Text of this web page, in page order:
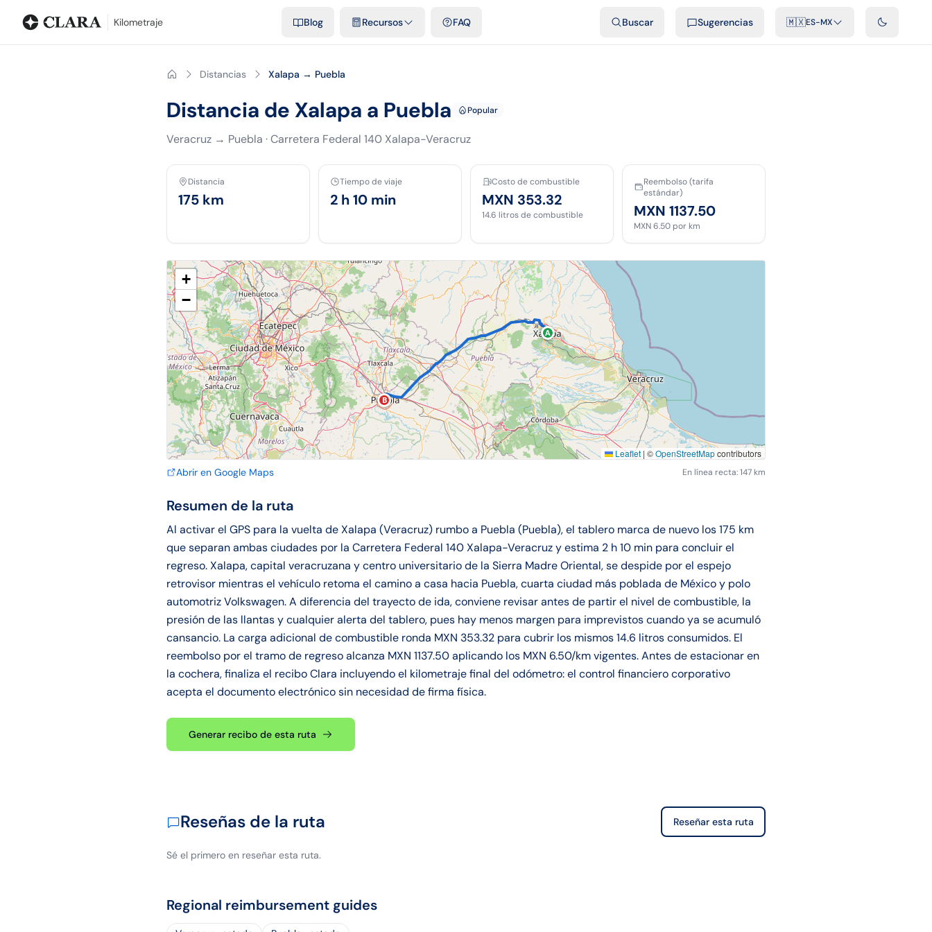
Kilometraje Blog Recursos FAQ Buscar Sugerencias 🇲🇽ES-MX
Distancias Xalapa → Puebla
Distancia de Xalapa a Puebla Popular
Veracruz → Puebla ·Carretera Federal 140 Xalapa-Veracruz
Distancia
175 km
Tiempo de viaje
2 h 10 min
Costo de combustible
MXN 353.32
14.6 litros de combustible
Reembolso (tarifa
estándar)
MXN 1137.50
MXN 6.50 por km
A
B
+
−
Leaflet | ©OpenStreetMapcontributors
Abrir en Google Maps En línea recta: 147 km
Resumen de la ruta
Al activar el GPS para la vuelta de Xalapa (Veracruz) rumbo a Puebla (Puebla), el tablero marca de nuevo los 175 km
que separan ambas ciudades por la Carretera Federal 140 Xalapa-Veracruz y estima 2 h 10 min para concluir el
regreso. Xalapa, capital veracruzana y centro universitario de la Sierra Madre Oriental, se despide por el espejo
retrovisor mientras el vehículo retoma el camino a casa hacia Puebla, cuarta ciudad más poblada de México y polo
automotriz Volkswagen. A diferencia del trayecto de ida, conviene revisar antes de partir el nivel de combustible, la
presión de las llantas y cualquier alerta del tablero, pues hay menos margen para imprevistos cuando ya se acumuló
cansancio. La carga adicional de combustible ronda MXN 353.32 para cubrir los mismos 14.6 litros consumidos. El
reembolso por el tramo de regreso alcanza MXN 1137.50 aplicando los MXN 6.50/km vigentes. Antes de estacionar en
la cochera, finaliza el recibo Clara incluyendo el kilometraje final del odómetro: el control financiero corporativo
acepta el documento electrónico sin necesidad de firma física.
Generar recibo de esta ruta
Reseñas de la ruta Reseñar esta ruta
Sé el primero en reseñar esta ruta.
Regional reimbursement guides